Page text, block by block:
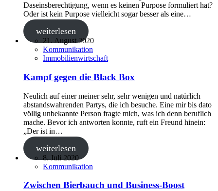
Daseinsberechtigung, wenn es keinen Purpose formuliert hat?
Oder ist kein Purpose vielleicht sogar besser als eine…
weiterlesen
21. August 2020
Kommunikation
Immobilienwirtschaft
Kampf gegen die Black Box
Neulich auf einer meiner sehr, sehr wenigen und natürlich
abstandswahrenden Partys, die ich besuche. Eine mir bis dato
völlig unbekannte Person fragte mich, was ich denn beruflich
mache. Bevor ich antworten konnte, ruft ein Freund hinein:
„Der ist in…
weiterlesen
8. Juli 2020
Kommunikation
Zwischen Bierbauch und Business-Boost